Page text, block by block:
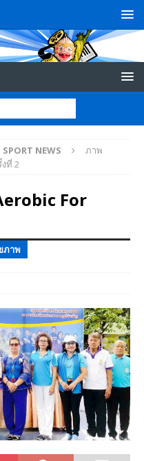
SPORT NEWS
ภาพ
ที่ 2
For
ภาพ